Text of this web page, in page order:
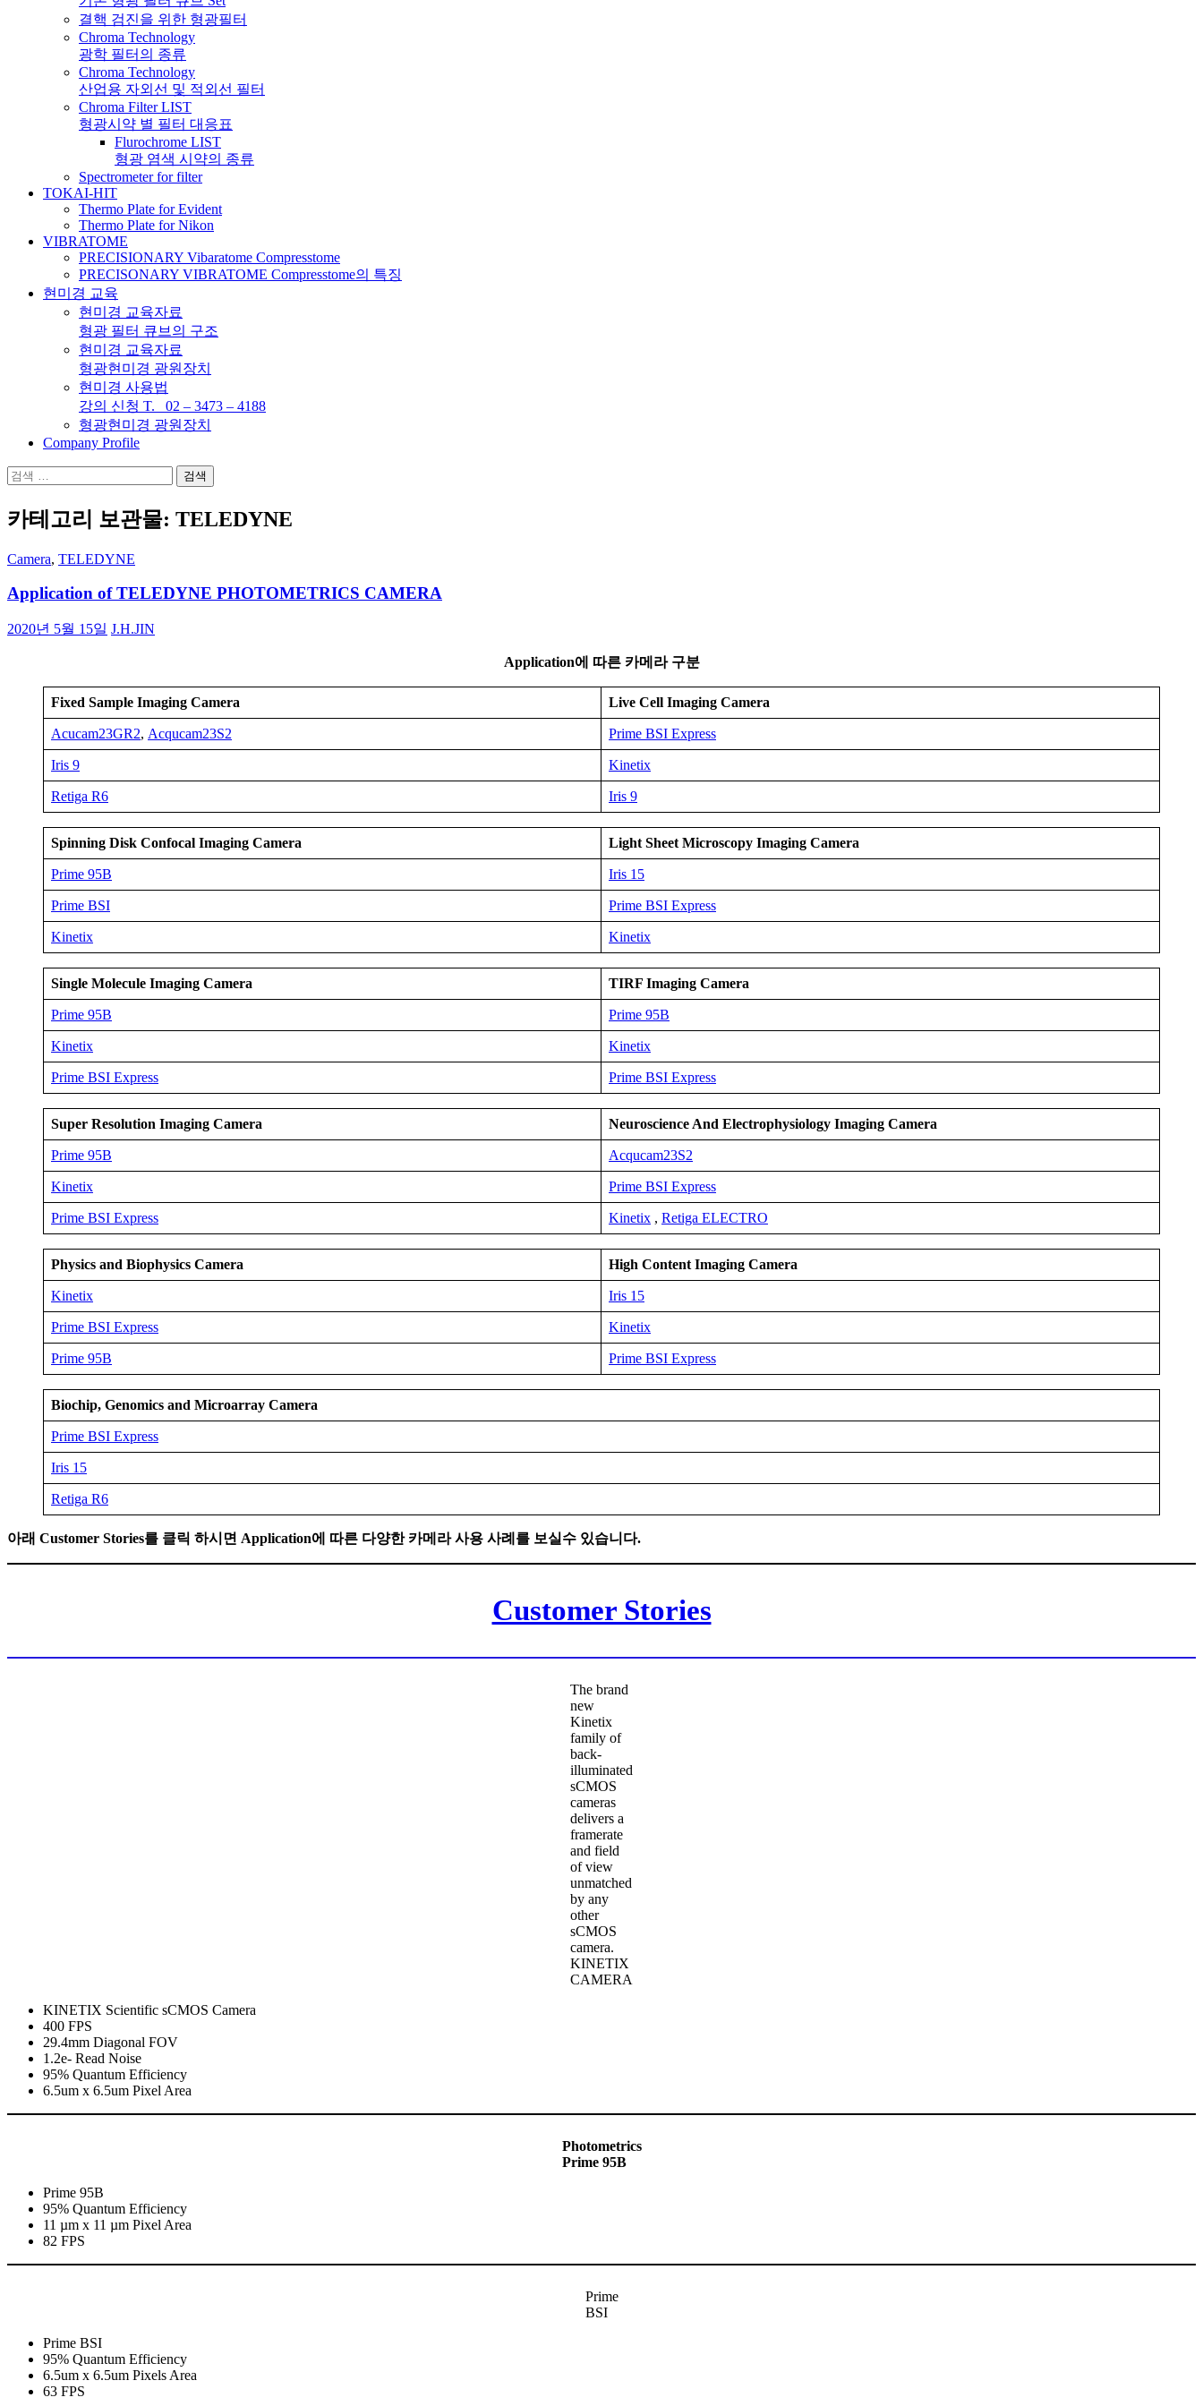
결핵 검진을 위한 형광필터
Chroma Technology
광학 필터의 종류
Chroma Technology
산업용 자외선 및 적외선 필터
Chroma Filter LIST
형광시약 별 필터 대응표
Flurochrome LIST
형광 염색 시약의 종류
Spectrometer for filter
TOKAI-HIT
Thermo Plate for Evident
Thermo Plate for Nikon
VIBRATOME
PRECISIONARY Vibaratome Compresstome
PRECISONARY VIBRATOME Compresstome의 특징
현미경 교육
현미경 교육자료
형광 필터 큐브의 구조
현미경 교육자료
형광현미경 광원장치
현미경 사용법
강의 신청 T. 02 – 3473 – 4188
형광현미경 광원장치
Company Profile
검
카테고리 보관물: TELEDYNE
Camera, TELEDYNE
Application of TELEDYNE PHOTOMETRICS CAMERA
2020년 5월 15일 J.H.JIN
Application에 따른 카메라 구분
Fixed Sample Imaging Camera Live Cell Imaging Camera
Acucam23GR2, Acqucam23S2 Prime BSI Express
Iris 9 Kinetix
Retiga R6 Iris 9
Spinning Disk Confocal Imaging Camera Light Sheet Microscopy Imaging Camera
Prime 95B Iris 15
Prime BSI Prime BSI Express
Kinetix Kinetix
Single Molecule Imaging Camera TIRF Imaging Camera
Prime 95B Prime 95B
Kinetix Kinetix
Prime BSI Express Prime BSI Express
Super Resolution Imaging Camera Neuroscience And Electrophysiology Imaging Camera
Prime 95B Acqucam23S2
Kinetix Prime BSI Express
Prime BSI Express Kinetix , Retiga ELECTRO
Physics and Biophysics Camera High Content Imaging Camera
Kinetix Iris 15
Prime BSI Express Kinetix
Prime 95B Prime BSI Express
Biochip, Genomics and Microarray Camera
Prime BSI Express
Iris 15
Retiga R6
아래 Customer Stories를 클릭 하시면 Application에 따른 다양한 카메라 사용 사례를 보실수 있습니다.
Customer Stories
The brand
new
Kinetix
family of
back-
illuminated
sCMOS
cameras
delivers a
framerate
and field
of view
unmatched
by any
other
sCMOS
camera.
KINETIX
CAMERA
KINETIX Scientific sCMOS Camera
400 FPS
29.4mm Diagonal FOV
1.2e- Read Noise
95% Quantum Efficiency
6.5um x 6.5um Pixel Area
Photometrics
Prime 95B
Prime 95B
95% Quantum Efficiency
11 µm x 11 µm Pixel Area
82 FPS
Prime
BSI
Prime BSI
95% Quantum Efficiency
6.5um x 6.5um Pixels Area
63 FPS